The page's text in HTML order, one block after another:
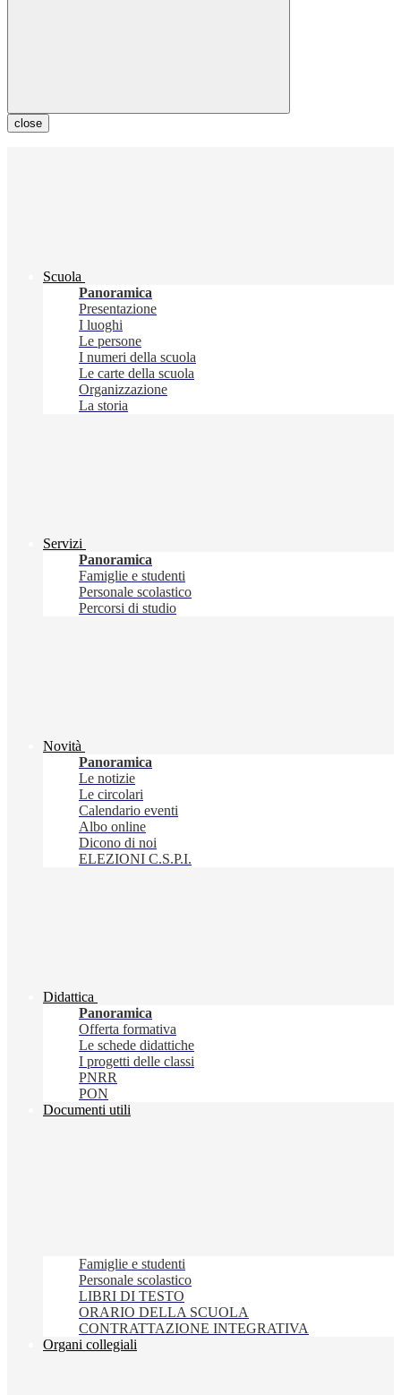
close
Scuola
Panoramica
Presentazione
I luoghi
Le persone
I numeri della scuola
Le carte della scuola
Organizzazione
La storia
Servizi
Panoramica
Famiglie e studenti
Personale scolastico
Percorsi di studio
Novità
Panoramica
Le notizie
Le circolari
Calendario eventi
Albo online
Dicono di noi
ELEZIONI C.S.P.I.
Didattica
Panoramica
Offerta formativa
Le schede didattiche
I progetti delle classi
PNRR
PON
Documenti utili
Famiglie e studenti
Personale scolastico
LIBRI DI TESTO
ORARIO DELLA SCUOLA
CONTRATTAZIONE INTEGRATIVA
Organi collegiali